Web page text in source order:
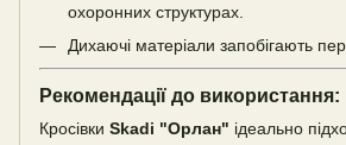
охоронних структурах.
Дихаючі матеріали запобігають
Рекомендації до використання:
Кросівки Skadi "Орлан" ідеально